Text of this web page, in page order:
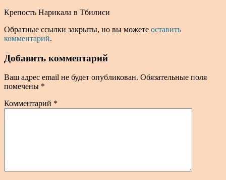
Крепость Нарикала в Тбилиси
Обратные ссылки закрыты, но вы можете оставить
комментарий.
Добавить комментарий
Ваш адрес email не будет опубликован. Обязательные поля
помечены *
Комментарий *